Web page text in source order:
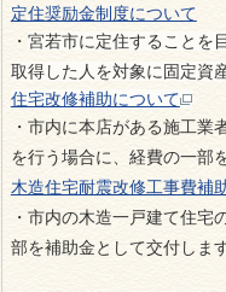
定住奨励金制度について
・ 宮若市に定住することを
取得した人を対象に固定資
住宅改修補助について
・ 市内に本店がある施工業
を行う場合に、経費の一部
木造住宅耐震改修工事費補
・ 市内の木造一戸建て住宅
部を補助金として交付します